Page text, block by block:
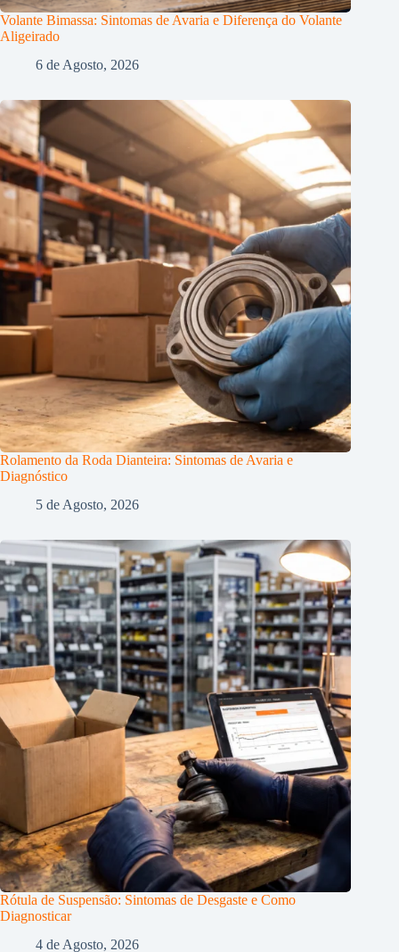
Volante Bimassa: Sintomas de Avaria e Diferença do Volante
Aligeirado
6 de Agosto, 2026
Rolamento da Roda Dianteira: Sintomas de Avaria e
Diagnóstico
5 de Agosto, 2026
Rótula de Suspensão: Sintomas de Desgaste e Como
Diagnosticar
4 de Agosto, 2026